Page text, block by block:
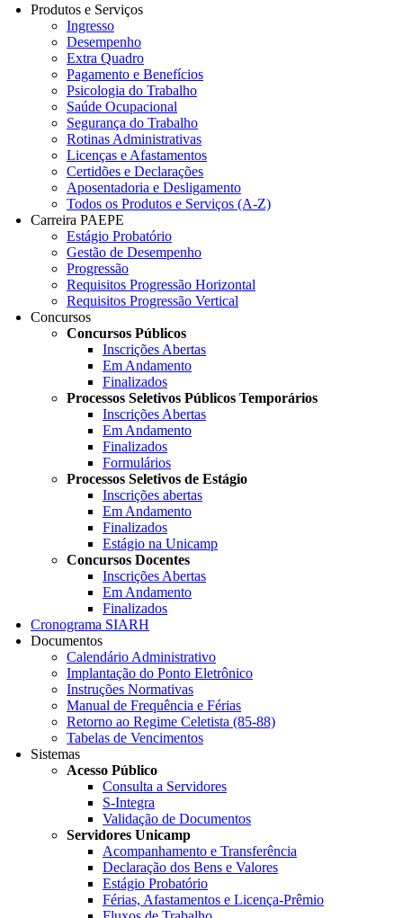
Produtos e Serviços
Ingresso
Desempenho
Extra Quadro
Pagamento e Benefícios
Psicologia do Trabalho
Saúde Ocupacional
Segurança do Trabalho
Rotinas Administrativas
Licenças e Afastamentos
Certidões e Declarações
Aposentadoria e Desligamento
Todos os Produtos e Serviços (A-Z)
Carreira PAEPE
Estágio Probatório
Gestão de Desempenho
Progressão
Requisitos Progressão Horizontal
Requisitos Progressão Vertical
Concursos
Concursos Públicos
Inscrições Abertas
Em Andamento
Finalizados
Processos Seletivos Públicos Temporários
Inscrições Abertas
Em Andamento
Finalizados
Formulários
Processos Seletivos de Estágio
Inscrições abertas
Em Andamento
Finalizados
Estágio na Unicamp
Concursos Docentes
Inscrições Abertas
Em Andamento
Finalizados
Cronograma SIARH
Documentos
Calendário Administrativo
Implantação do Ponto Eletrônico
Instruções Normativas
Manual de Frequência e Férias
Retorno ao Regime Celetista (85-88)
Tabelas de Vencimentos
Sistemas
Acesso Público
Consulta a Servidores
S-Integra
Validação de Documentos
Servidores Unicamp
Acompanhamento e Transferência
Declaração dos Bens e Valores
Estágio Probatório
Férias, Afastamentos e Licença-Prêmio